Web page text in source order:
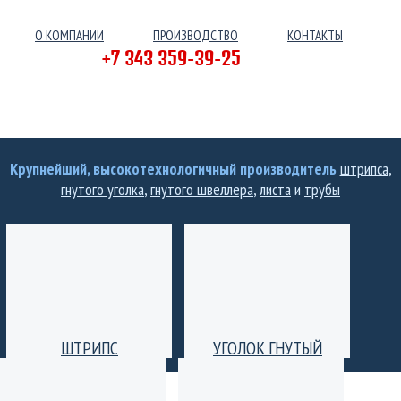
О КОМПАНИИ ПРОИЗВОДСТВО КОНТАКТЫ
+7 343 359-39-25
Крупнейший, высокотехнологичный производительштрипса,
гнутого уголка,гнутого швеллера,листаи трубы
ШТРИПС УГОЛОК ГНУТЫЙ